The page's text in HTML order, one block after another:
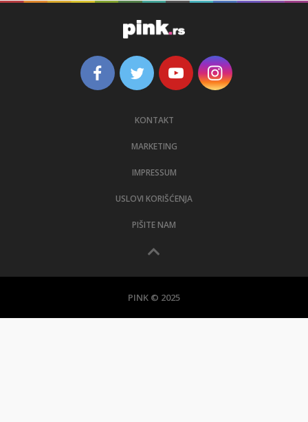
KONTAKT
MARKETING
IMPRESSUM
USLOVI KORIŠĆENJA
PIŠITE NAM
PINK © 2025